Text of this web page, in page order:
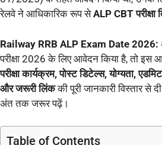
रेलवे ने आधिकारिक रूप सेALP CBT परीक्षा
Railway RRB ALP Exam Date 2026:
परीक्षा 2026 के लिए आवेदन किया है, तो
परीक्षा कार्यक्रम, पोस्ट डिटेल्स, योग्यता,
और जरूरी लिंककी पूरी जानकारी विस्तार से
अंत तक जरूर पढ़ें।
Table of Contents